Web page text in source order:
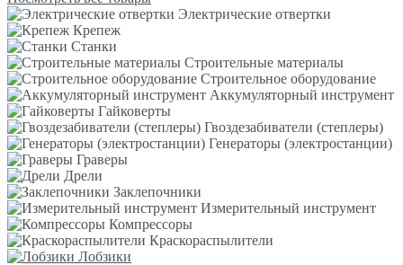
Электрические отвертки
Крепеж
Станки
Строительные материалы
Строительное оборудование
Аккумуляторный инструмент
Гайковерты
Гвоздезабиватели (степлеры)
Генераторы (электростанции)
Граверы
Дрели
Заклепочники
Измерительный инструмент
Компрессоры
Краскораспылители
Лобзики